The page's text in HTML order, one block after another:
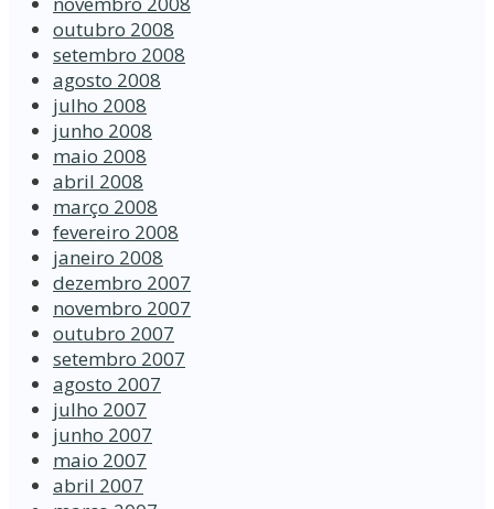
outubro 2008
setembro 2008
agosto 2008
julho 2008
junho 2008
maio 2008
abril 2008
março 2008
fevereiro 2008
janeiro 2008
dezembro 2007
novembro 2007
outubro 2007
setembro 2007
agosto 2007
julho 2007
junho 2007
maio 2007
abril 2007